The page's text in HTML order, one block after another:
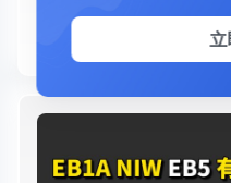
为什么匈牙利身份配
解决教育、生活和欧
选？匈牙利身份办理
立